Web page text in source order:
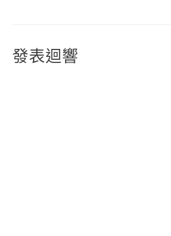
發表迴響